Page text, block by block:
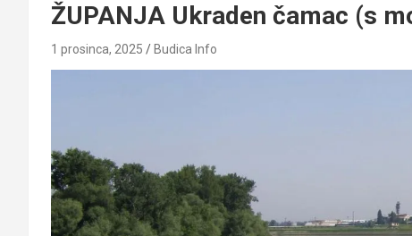
ŽUPANJA Ukraden čamac (s
1 prosinca, 2025 Budica Info